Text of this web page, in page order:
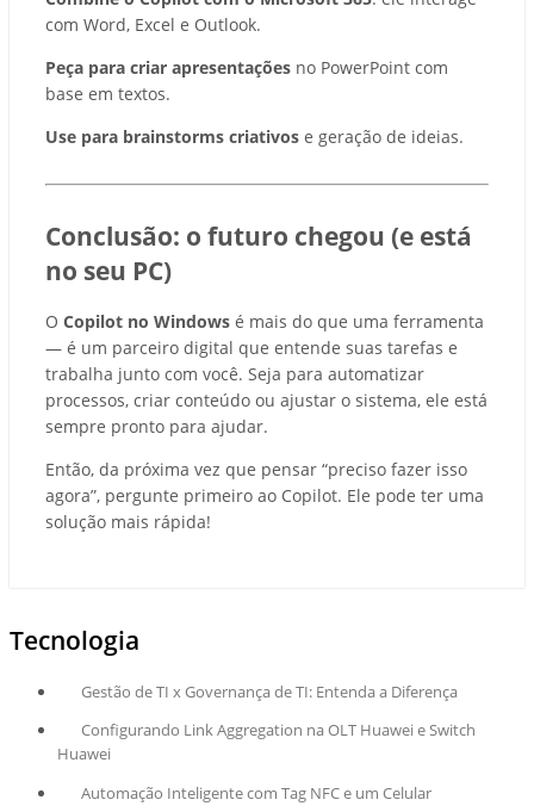
com Word, Excel e Outlook.
Peça para criar apresentações no PowerPoint com
base em textos.
Use para brainstorms criativos e geração de ideias.
Conclusão: o futuro chegou (e está
no seu PC)
O Copilot no Windows é mais do que uma ferramenta
— é um parceiro digital que entende suas tarefas e
trabalha junto com você. Seja para automatizar
processos, criar conteúdo ou ajustar o sistema, ele está
sempre pronto para ajudar.
Então, da próxima vez que pensar “preciso fazer isso
agora”, pergunte primeiro ao Copilot. Ele pode ter uma
solução mais rápida!
Tecnologia
Gestão de TI x Governança de TI: Entenda a Diferença
Configurando Link Aggregation na OLT Huawei e Switch
Huawei
Automação Inteligente com Tag NFC e um Celular